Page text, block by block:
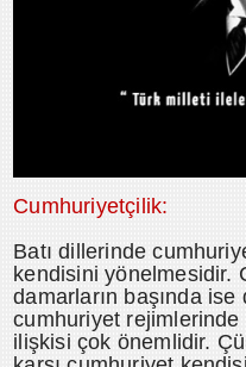
Cumhuriyetçilik:
Batı dillerinde
kendisini yönelmesidir.
damarların başında
cumhuriyet
ilişkisi çok önemlidir.